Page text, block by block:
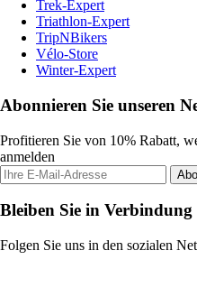
Trek-Expert
Triathlon-Expert
TripNBikers
Vélo-Store
Winter-Expert
Abonnieren Sie unseren
Profitieren Sie von 10% Rabatt,
anmelden
Bleiben Sie in Verbindung
Folgen Sie uns in den sozialen